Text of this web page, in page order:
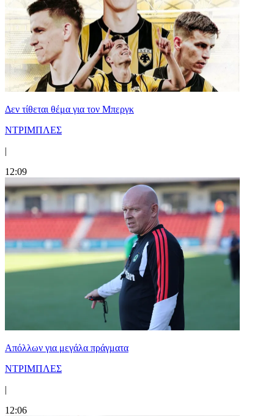
Δεν τίθεται θέμα για τον Μπεργκ
ΝΤΡΙΜΠΛΕΣ
|
12:09
Απόλλων για μεγάλα πράγματα
ΝΤΡΙΜΠΛΕΣ
|
12:06